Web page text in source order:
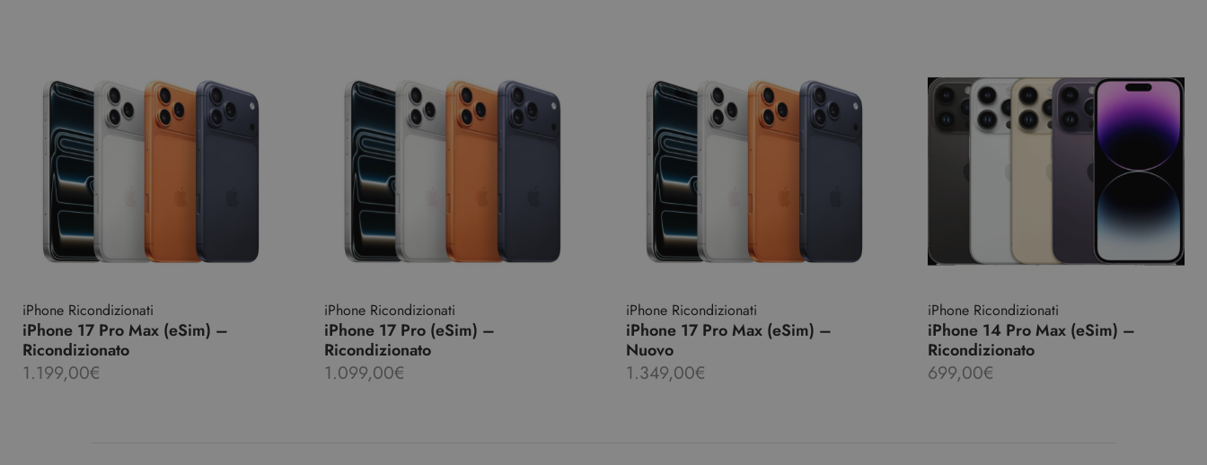
iPhone Ricondizionati
iPhone 17 Pro Max (eSim) –
Ricondizionato
1.199,00€
iPhone Ricondizionati
iPhone 17 Pro (eSim) –
Ricondizionato
1.099,00€
iPhone Ricondizionati
iPhone 17 Pro Max (eSim) –
Nuovo
1.349,00€
iPhone Ricondizionati
iPhone 14 Pro Max (eSim) –
Ricondizionato
699,00€